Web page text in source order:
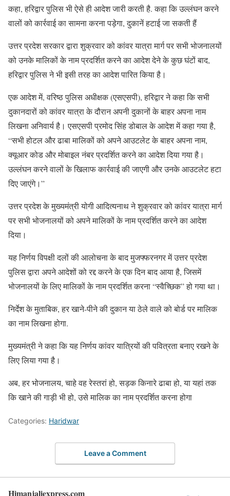
कहा, हरिद्वार पुलिस भी ऐसे ही आदेश जारी करती है. कहा कि उल्लंघन करने
वालों को कार्रवाई का सामना करना पड़ेगा, दुकानें हटाई जा सकती हैं
उत्तर प्रदेश सरकार द्वारा शुक्रवार को कांवर यात्रा मार्ग पर सभी भोजनालयों
को उनके मालिकों के नाम प्रदर्शित करने का आदेश देने के कुछ घंटों बाद,
हरिद्वार पुलिस ने भी इसी तरह का आदेश पारित किया है।
एक आदेश में, वरिष्ठ पुलिस अधीक्षक (एसएसपी), हरिद्वार ने कहा कि सभी
दुकानदारों को कांवर यात्रा के दौरान अपनी दुकानों के बाहर अपना नाम
लिखना अनिवार्य है। एसएसपी प्रमोद सिंह डोबाल के आदेश में कहा गया है,
“सभी होटल और ढाबा मालिकों को अपने आउटलेट के बाहर अपना नाम,
क्यूआर कोड और मोबाइल नंबर प्रदर्शित करने का आदेश दिया गया है।
उल्लंघन करने वालों के खिलाफ कार्रवाई की जाएगी और उनके आउटलेट हटा
दिए जाएंगे।”
उत्तर प्रदेश के मुख्यमंत्री योगी आदित्यनाथ ने शुक्रवार को कांवर यात्रा मार्ग
पर सभी भोजनालयों को अपने मालिकों के नाम प्रदर्शित करने का आदेश
दिया।
यह निर्णय विपक्षी दलों की आलोचना के बाद मुजफ्फरनगर में उत्तर प्रदेश
पुलिस द्वारा अपने आदेशों को रद्द करने के एक दिन बाद आया है, जिसमें
भोजनालयों के लिए मालिकों के नाम प्रदर्शित करना “स्वैच्छिक” हो गया था।
निर्देश के मुताबिक, हर खाने-पीने की दुकान या ठेले वाले को बोर्ड पर मालिक
का नाम लिखना होगा.
मुख्यमंत्री ने कहा कि यह निर्णय कांवर यात्रियों की पवित्रता बनाए रखने के
लिए लिया गया है।
अब, हर भोजनालय, चाहे वह रेस्तरां हो, सड़क किनारे ढाबा हो, या यहां तक ​​​​
कि खाने की गाड़ी भी हो, उसे मालिक का नाम प्रदर्शित करना होगा
Categories: Haridwar
Leave a Comment
Himanjaliexpress.com